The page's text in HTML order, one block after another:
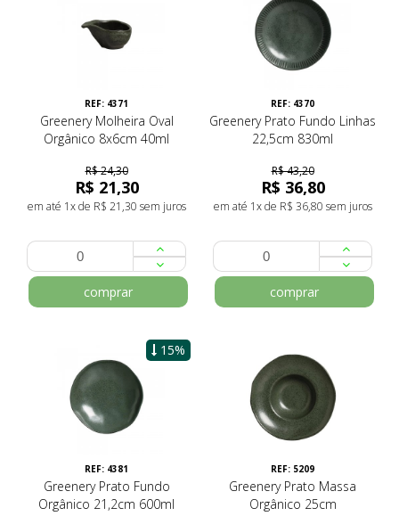
REF: 4371
Greenery Molheira Oval
Orgânico 8x6cm 40ml
R$ 24,30
R$ 21,30
em até 1x de R$ 21,30 sem juros
comprar
REF: 4370
Greenery Prato Fundo Linhas
22,5cm 830ml
R$ 43,20
R$ 36,80
em até 1x de R$ 36,80 sem juros
comprar
15%
REF: 4381
Greenery Prato Fundo
Orgânico 21,2cm 600ml
REF: 5209
Greenery Prato Massa
Orgânico 25cm